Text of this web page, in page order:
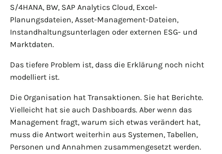
S/4HANA, BW, SAP Analytics Cloud, Excel-
Planungsdateien, Asset-Management-Dateien,
Instandhaltungsunterlagen oder externen ESG- und
Marktdaten.
Das tiefere Problem ist, dass die Erklärung noch nicht
modelliert ist.
Die Organisation hat Transaktionen. Sie hat Berichte.
Vielleicht hat sie auch Dashboards. Aber wenn das
Management fragt, warum sich etwas verändert hat,
muss die Antwort weiterhin aus Systemen, Tabellen,
Personen und Annahmen zusammengesetzt werden.